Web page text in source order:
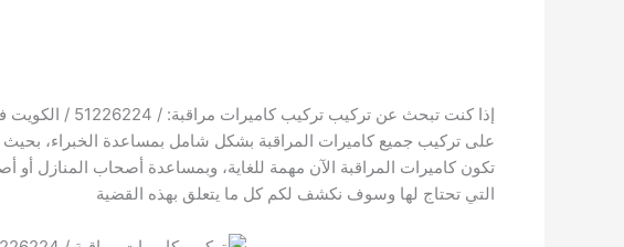
إذا كنت تبحث عن
على تركيب جميع كاميرات المراقبة بشكل شامل بمساعدة الخبراء،
تكون كاميرات المراقبة الآن مهمة للغاية، وبمساعدة أصحاب المنازل أو
التي تحتاج لها وسوف نكشف لكم كل ما يتعلق بهذه القضية